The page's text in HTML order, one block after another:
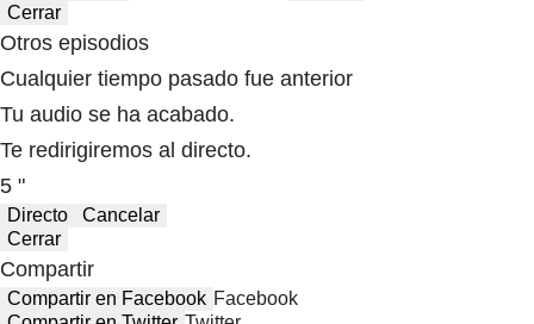
Cerrar
Otros episodios
Cualquier tiempo pasado fue anterior
Tu audio se ha acabado.
Te redirigiremos al directo.
5 "
Directo
Cancelar
Cerrar
Compartir
Compartir en Facebook Facebook